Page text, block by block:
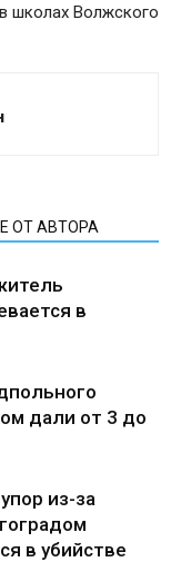
школах Волжского
ОТ АВТОРА
в
дали от 3 до
из-за
в убийстве